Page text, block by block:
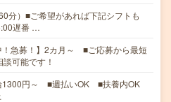
分）■ご希望があれば下記シフトも
遅番 …
！急募！】2カ月～ ■ご応募から最短
可能です！
1300円～ ■週払いOK ■扶養内OK